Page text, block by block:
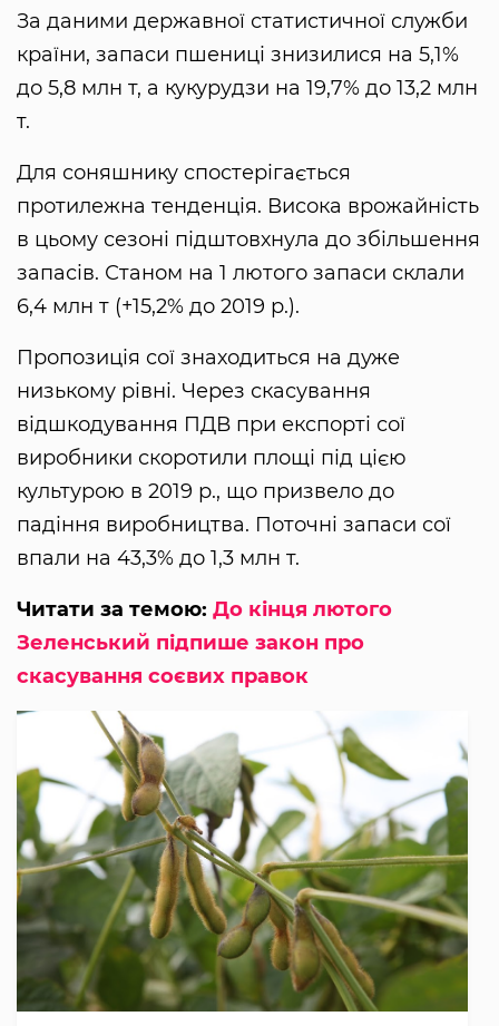
За даними державної статистичної служби
країни, запаси пшениці знизилися на 5,1%
до 5,8 млн т, а кукурудзи на 19,7% до 13,2 млн
т.
Для соняшнику спостерігається
протилежна тенденція. Висока врожайність
в цьому сезоні підштовхнула до збільшення
запасів. Станом на 1 лютого запаси склали
6,4 млн т (+15,2% до 2019 р.).
Пропозиція сої знаходиться на дуже
низькому рівні. Через скасування
відшкодування ПДВ при експорті сої
виробники скоротили площі під цією
культурою в 2019 р., що призвело до
падіння виробництва. Поточні запаси сої
впали на 43,3% до 1,3 млн т.
Читати за темою: До кінця лютого
Зеленський підпише закон про
скасування соєвих правок